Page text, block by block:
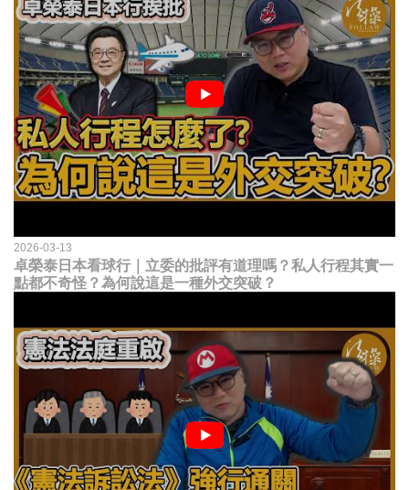
2026-03-13
卓榮泰日本看球行｜立委的批評有道理嗎？私人行程其實一
點都不奇怪？為何說這是一種外交突破？